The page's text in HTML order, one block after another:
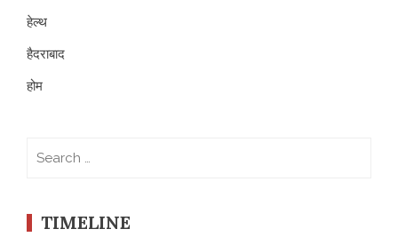
हेल्थ
हैदराबाद
होम
TIMELINE